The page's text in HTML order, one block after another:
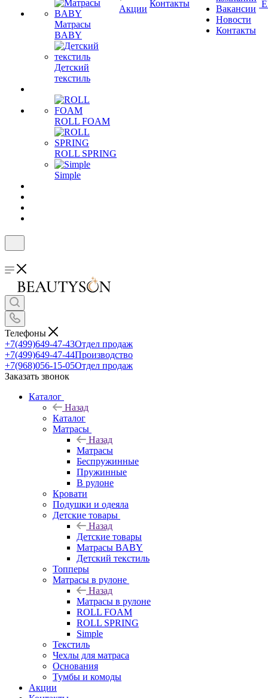
Матрасы
BABY
Детский
текстиль
ROLL FOAM
ROLL SPRING
Simple
Акции
Контакты
Вакансии
Новости
Контакты
Телефоны
+7(499)649-47-43Отдел продаж
+7(499)649-47-44Производство
+7(968)056-15-05Отдел продаж
Заказать звонок
Каталог
Назад
Каталог
Матрасы
Назад
Матрасы
Беспружинные
Пружинные
В рулоне
Кровати
Подушки и одеяла
Детские товары
Назад
Детские товары
Матрасы BABY
Детский текстиль
Топперы
Матрасы в рулоне
Назад
Матрасы в рулоне
ROLL FOAM
ROLL SPRING
Simple
Текстиль
Чехлы для матраса
Основания
Тумбы и комоды
Акции